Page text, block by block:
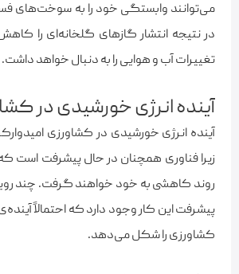
می‌توانند وابستگی خود را به سوخت‌های
در نتیجه انتشار گازهای گلخانه‌ای را
تغییرات آب و هوایی را به دنبال خواهد داشت.
آینده‌ انرژی خورشیدی در
آینده‌ انرژی خورشیدی در کشاورزی
زیرا فناوری همچنان در حال پیشرفت است
روند کاهشی به خود خواهند گرفت. چند
پیشرفت این کار وجود دارد که احتمالاً
کشاورزی را شکل می‌دهد.